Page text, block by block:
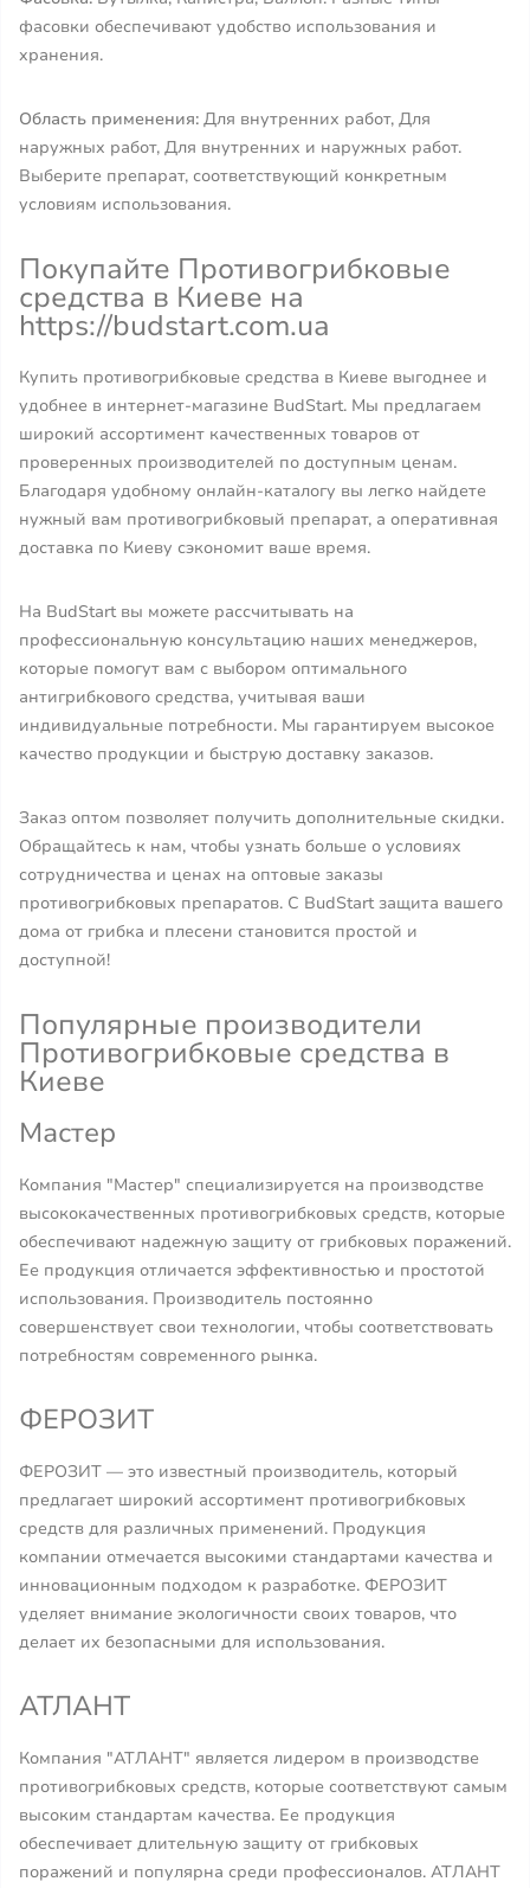
фасовки обеспечивают удобство использования и
хранения.
Область применения: Для внутренних работ, Для
наружных работ, Для внутренних и наружных работ.
Выберите препарат, соответствующий конкретным
условиям использования.
Покупайте Противогрибковые
средства в Киеве на
https://budstart.com.ua
Купить противогрибковые средства в Киеве выгоднее и
удобнее в интернет-магазине BudStart. Мы предлагаем
широкий ассортимент качественных товаров от
проверенных производителей по доступным ценам.
Благодаря удобному онлайн-каталогу вы легко найдете
нужный вам противогрибковый препарат, а оперативная
доставка по Киеву сэкономит ваше время.
На BudStart вы можете рассчитывать на
профессиональную консультацию наших менеджеров,
которые помогут вам с выбором оптимального
антигрибкового средства, учитывая ваши
индивидуальные потребности. Мы гарантируем высокое
качество продукции и быструю доставку заказов.
Заказ оптом позволяет получить дополнительные скидки.
Обращайтесь к нам, чтобы узнать больше о условиях
сотрудничества и ценах на оптовые заказы
противогрибковых препаратов. С BudStart защита вашего
дома от грибка и плесени становится простой и
доступной!
Популярные производители
Противогрибковые средства в
Киеве
Мастер
Компания "Мастер" специализируется на производстве
высококачественных противогрибковых средств, которые
обеспечивают надежную защиту от грибковых поражений.
Ее продукция отличается эффективностью и простотой
использования. Производитель постоянно
совершенствует свои технологии, чтобы соответствовать
потребностям современного рынка.
ФЕРОЗИТ
ФЕРОЗИТ — это известный производитель, который
предлагает широкий ассортимент противогрибковых
средств для различных применений. Продукция
компании отмечается высокими стандартами качества и
инновационным подходом к разработке. ФЕРОЗИТ
уделяет внимание экологичности своих товаров, что
делает их безопасными для использования.
АТЛАНТ
Компания "АТЛАНТ" является лидером в производстве
противогрибковых средств, которые соответствуют самым
высоким стандартам качества. Ее продукция
обеспечивает длительную защиту от грибковых
поражений и популярна среди профессионалов. АТЛАНТ